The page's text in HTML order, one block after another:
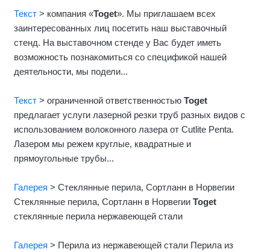
Текст > компания «Toget». Мы приглашаем всех
заинтересованных лиц посетить наш выставочный
стенд. На выставочном стенде у Вас будет иметь
возможность познакомиться со спецификой нашей
деятельности, мы подели...
Текст > ограниченной ответственностью Toget
предлагает услуги лазерной резки труб разных видов с
использованием волоконного лазера от Cutlite Penta.
Лазером мы режем круглые, квадратные и
прямоугольные трубы...
Галерея > Стеклянные перила, Сортланн в Норвегии
Стеклянные перила, Сортланн в Норвегии Toget
стеклянные перила нержавеющей стали
Галерея > Перила из нержавеющей стали Перила из